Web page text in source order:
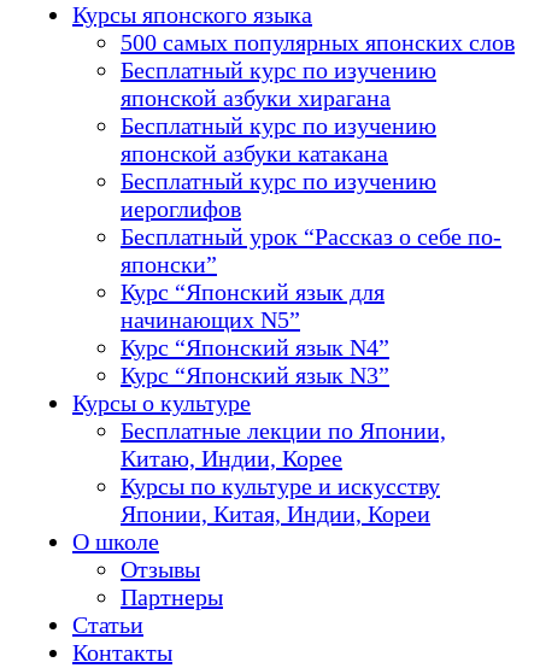
Курсы японского языка
500 самых популярных японских слов
Бесплатный курс по изучению
японской азбуки хирагана
Бесплатный курс по изучению
японской азбуки катакана
Бесплатный курс по изучению
иероглифов
Бесплатный урок “Рассказ о себе по-
японски”
Курс “Японский язык для
начинающих N5”
Курс “Японский язык N4”
Курс “Японский язык N3”
Курсы о культуре
Бесплатные лекции по Японии,
Китаю, Индии, Корее
Курсы по культуре и искусству
Японии, Китая, Индии, Кореи
О школе
Отзывы
Партнеры
Статьи
Контакты